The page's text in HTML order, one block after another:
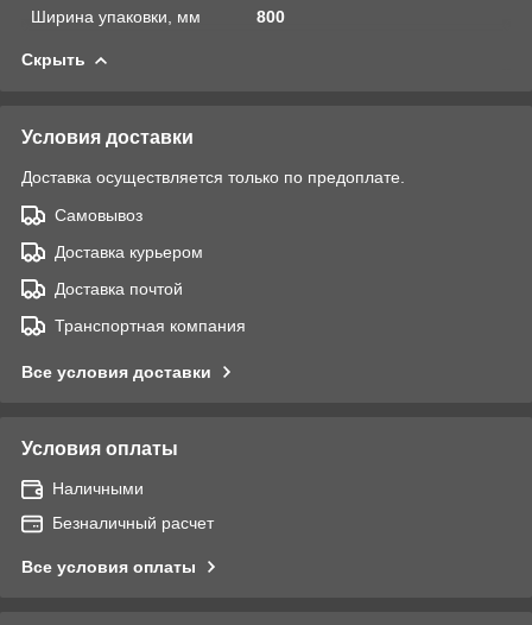
Ширина упаковки, мм
800
Скрыть
Условия доставки
Доставка осуществляется только по предоплате.
Самовывоз
Доставка курьером
Доставка почтой
Транспортная компания
Все условия доставки
Условия оплаты
Наличными
Безналичный расчет
Все условия оплаты